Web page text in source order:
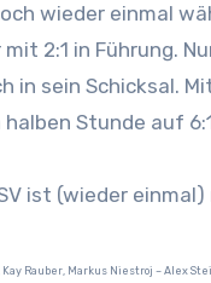
wieder einmal
2:1 in Führung.
in sein Schicksal.
Stunde auf
ist (wieder
Rauber, Markus Niestroj – Alex